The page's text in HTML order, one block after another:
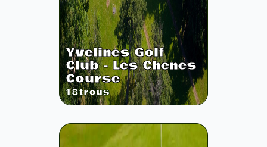
Yvelines Golf
Club - Les Chenes
Course
18trous